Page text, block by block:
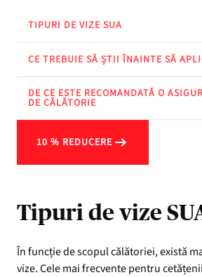
TIPURI DE VIZE SUA
CE TREBUIE SĂ ȘTII ÎNAINTE SĂ
DE CE ESTE RECOMANDATĂ O
DE CĂLĂTORIE
10 % REDUCERE
Tipuri de vize
În funcție de scopul călătoriei, există
vize. Cele mai frecvente pentru